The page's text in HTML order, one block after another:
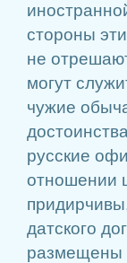
стороны
не
могут
чужие
русские
отношении
датского
размещены